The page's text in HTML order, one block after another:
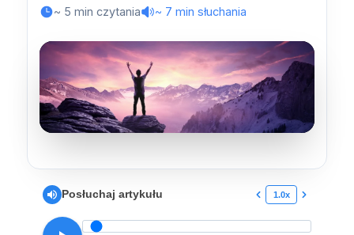
~ 5 min czytania
~ 7 min słuchania
Posłuchaj artykułu 1.0x